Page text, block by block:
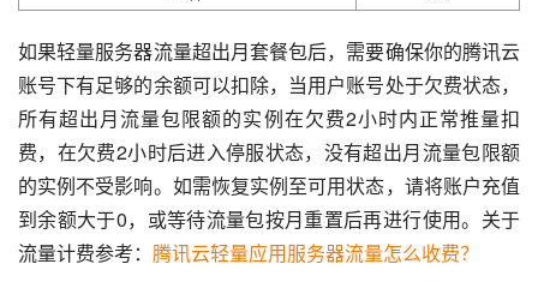
如果轻量服务器流量超出月套餐包后，需要确保你的腾讯云
账号下有足够的余额可以扣除，当用户账号处于欠费状态，
所有超出月流量包限额的实例在欠费2小时内正常推量扣
费，在欠费2小时后进入停服状态，没有超出月流量包限额
的实例不受影响。如需恢复实例至可用状态，请将账户充值
到余额大于0，或等待流量包按月重置后再进行使用。关于
流量计费参考： 腾讯云轻量应用服务器流量怎么收费？